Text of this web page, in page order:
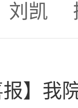
：刘凯
报】我